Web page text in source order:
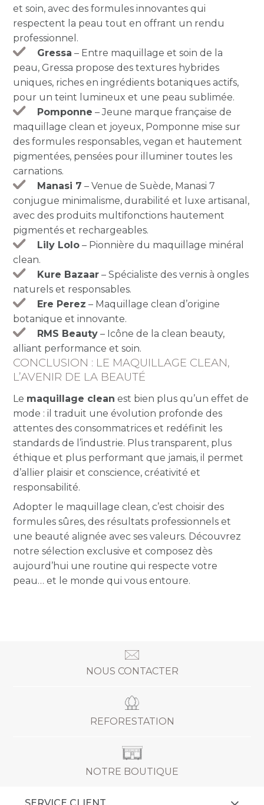
et soin, avec des formules innovantes qui
respectent la peau tout en offrant un rendu
professionnel.
Gressa – Entre maquillage et soin de la
peau, Gressa propose des textures hybrides
uniques, riches en ingrédients botaniques actifs,
pour un teint lumineux et une peau sublimée.
Pomponne – Jeune marque française de
maquillage clean et joyeux, Pomponne mise sur
des formules responsables, vegan et hautement
pigmentées, pensées pour illuminer toutes les
carnations.
Manasi 7 – Venue de Suède, Manasi 7
conjugue minimalisme, durabilité et luxe artisanal,
avec des produits multifonctions hautement
pigmentés et rechargeables.
Lily Lolo – Pionnière du maquillage minéral
clean.
Kure Bazaar – Spécialiste des vernis à ongles
naturels et responsables.
Ere Perez – Maquillage clean d’origine
botanique et innovante.
RMS Beauty – Icône de la clean beauty,
alliant performance et soin.
CONCLUSION : LE MAQUILLAGE CLEAN,
L’AVENIR DE LA BEAUTÉ
Le maquillage clean est bien plus qu’un effet de
mode : il traduit une évolution profonde des
attentes des consommatrices et redéfinit les
standards de l’industrie. Plus transparent, plus
éthique et plus performant que jamais, il permet
d’allier plaisir et conscience, créativité et
responsabilité.
Adopter le maquillage clean, c’est choisir des
formules sûres, des résultats professionnels et
une beauté alignée avec ses valeurs. Découvrez
notre sélection exclusive et composez dès
aujourd’hui une routine qui respecte votre
peau… et le monde qui vous entoure.
NOUS CONTACTER
REFORESTATION
NOTRE BOUTIQUE